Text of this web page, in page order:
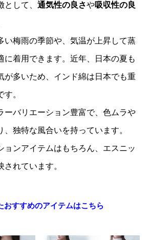
して、 通気性の良さや吸収性の良
い梅雨の季節や、気温が上昇して蒸
に着用できます。近年、日本の夏も
が多いため、インド綿は日本でも重
。
ーバリエーション豊富で、色ムラや
、独特な風合いを持っています。
ョンアイテムはもちろん、エスニッ
されています。
おすすめのアイテムはこちら